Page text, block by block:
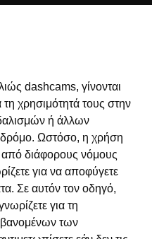
dashcams, γίνονται
τη χρησιμότητά τους στην
ή άλλων
Ωστόσο, η χρήση
από διάφορους νόμους
για να αποφύγετε
Σε αυτόν τον οδηγό,
για τη
των